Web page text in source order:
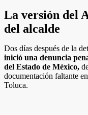
La versión del
del alcalde
Dos días después de la
inició una denuncia
del Estado de México,
documentación faltante
Toluca.